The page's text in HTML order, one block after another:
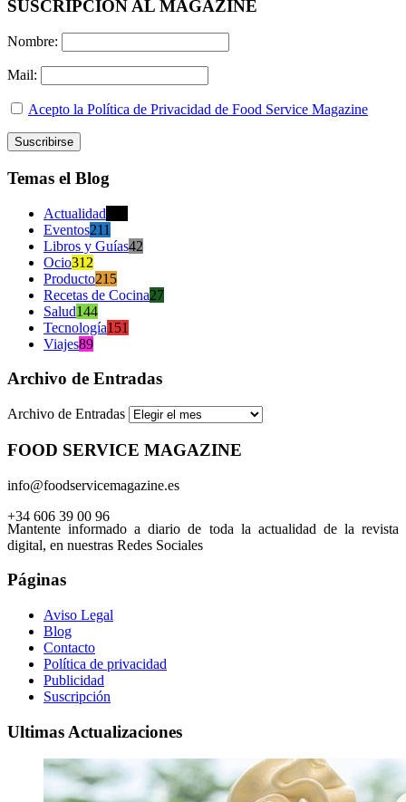
SUSCRIPCION AL MAGAZINE
Nombre:
Mail:
Acepto la Política de Privacidad de Food Service Magazine
Temas el Blog
Actualidad
Eventos211
Libros y Guías42
Ocio312
Producto215
Recetas de Cocina27
Salud144
Tecnología151
Viajes89
Archivo de Entradas
Archivo de Entradas
FOOD SERVICE MAGAZINE
info@foodservicemagazine.es
+34 606 39 00 96
Mantente informado a diario de toda la actualidad de la revista
digital, en nuestras Redes Sociales
Páginas
Aviso Legal
Blog
Contacto
Política de privacidad
Publicidad
Suscripción
Ultimas Actualizaciones